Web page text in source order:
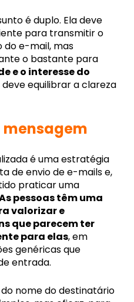
é duplo. Ela deve
para transmitir o
do e-mail, mas
o bastante para
e o interesse do
deve equilibrar a clareza
mensagem
é uma estratégia
de envio de e-mails e,
praticar uma
pessoas têm uma
valorizar e
que parecem ter
para elas, em
genéricas que
entrada.
nome do destinatário